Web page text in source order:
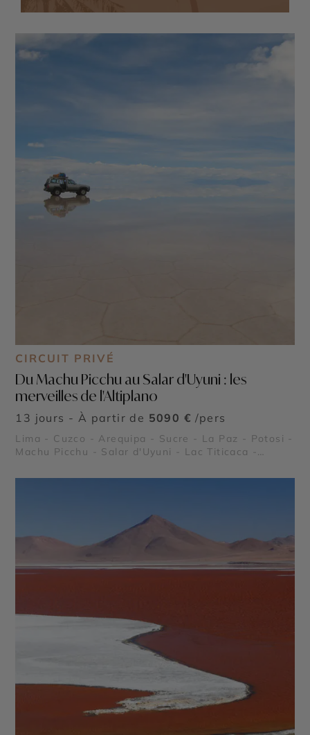
CIRCUIT PRIVÉ
Du Machu Picchu au Salar d'Uyuni : les
merveilles de l'Altiplano
13 jours - À partir de 5090 € /pers
Lima - Cuzco - Arequipa - Sucre - La Paz - Potosi -
Machu Picchu - Salar d'Uyuni - Lac Titicaca -
Ollantaytambo